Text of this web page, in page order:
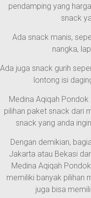
pendamping yang
snack
Ada snack manis,
nangka,
Ada juga snack gurih
lontong isi
Medina Aqiqah
pilihan paket snack dari
snack yang anda
Dengan demikian,
Jakarta atau Bekasi
Medina Aqiqah
memiliki banyak pilihan
juga bisa